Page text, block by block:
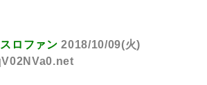
ロファン 2018/10/09(火)